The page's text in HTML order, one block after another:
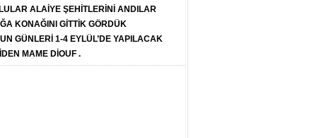
ALAİYE ŞEHİTLERİNİ ANDILAR
KONAĞINI GİTTİK GÖRDÜK
GÜNLERİ 1-4 EYLÜL’DE YAPILACAK
MAME DİOUF .